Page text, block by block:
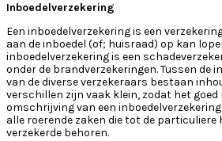
Inboedelverzekering
Een inboedelverzekering is een
aan de inboedel (of; huisraad) op kan
inboedelverzekering is een
onder de brandverzekeringen. Tussen de
van de diverse verzekeraars bestaan
verschillen zijn vaak klein, zodat het goed
omschrijving van een inboedelverzekering
alle roerende zaken die tot de particuliere
verzekerde behoren.